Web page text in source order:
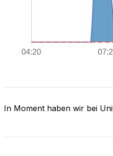
In Moment haben wir bei